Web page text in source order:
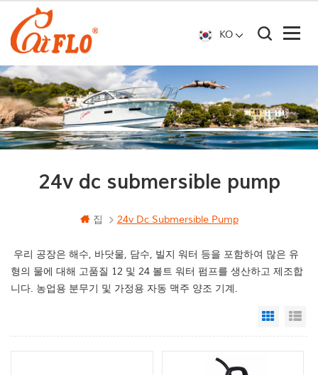
KO
24v dc submersible pump
집 24v Dc Submersible Pump
우리 공장은 해수, 바닷물, 담수, 빌지 워터 등을 포함하여 많은 유
형의 물에 대해 고품질 12 및 24 볼트 워터 펌프를 생산하고 제조합
니다. 농업용 분무기 및 가정용 자동 맥주 양조 기계.
Grid